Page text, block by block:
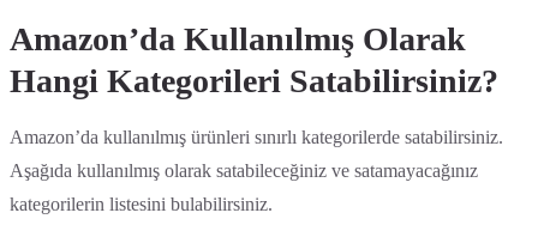
Amazon’da Kullanılmış Olarak
Hangi Kategorileri Satabilirsiniz?
Amazon’da kullanılmış ürünleri sınırlı kategorilerde satabilirsiniz.
Aşağıda kullanılmış olarak satabileceğiniz ve satamayacağınız
kategorilerin listesini bulabilirsiniz.